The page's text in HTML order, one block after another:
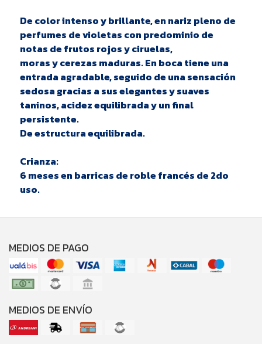
De color intenso y brillante, en nariz pleno de
perfumes de violetas con predominio de
notas de frutos rojos y ciruelas,
moras y cerezas maduras. En boca tiene una
entrada agradable, seguido de una sensación
sedosa gracias a sus elegantes y suaves
taninos, acidez equilibrada y un final
persistente.
De estructura equilibrada.
Crianza:
6 meses en barricas de roble francés de 2do
uso.
MEDIOS DE PAGO
MEDIOS DE ENVÍO